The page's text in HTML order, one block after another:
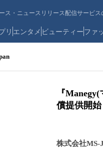
ス・ニュースリリース配信サービス
リ エンタメ ビューティーファ
『
償提供開始
株式会社MS-